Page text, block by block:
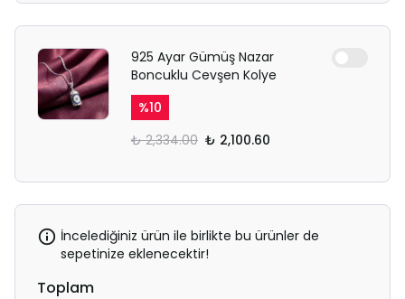
925 Ayar Gümüş Nazar
Boncuklu Cevşen Kolye
%10
₺ 2,334.00 ₺ 2,100.60
İncelediğiniz ürün ile birlikte bu ürünler de
sepetinize eklenecektir!
Toplam